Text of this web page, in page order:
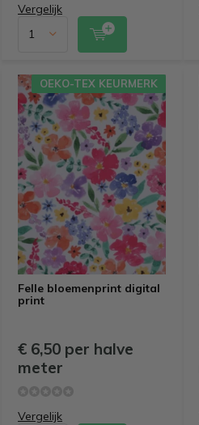
Vergelijk
Felle bloemenprint digital
print
OEKO-TEX KEURMERK
€ 6,50 per halve
meter
Vergelijk